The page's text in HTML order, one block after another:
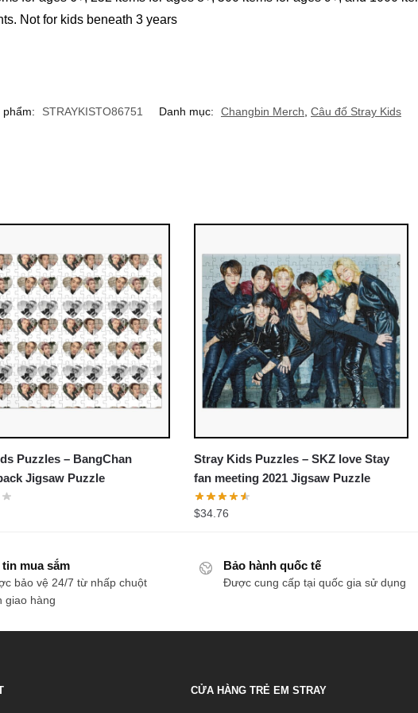
Not for kids beneath 3 years
phẩm: STRAYKISTO86751 Danh mục: Changbin Merch Câu đố Stray Kids
Puzzles – BangChan
sticker pack Jigsaw Puzzle
Stray Kids Puzzles – SKZ love Stay
fan meeting 2021 Jigsaw Puzzle
$34.76
mua sắm
bảo vệ 24/7 từ nhấp chuột
giao hàng
Bảo hành quốc tế
Được cung cấp tại quốc gia sử dụng
CỬA HÀNG TRẺ EM STRAY